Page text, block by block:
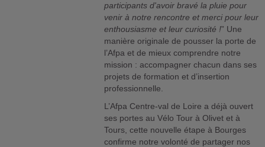
participants d'avoir bravé la pluie pour
venir à notre rencontre et merci pour leur
enthousiasme et leur curiosité !” Une
manière originale de pousser la porte de
l’Afpa et de mieux comprendre notre
mission : accompagner chacun dans ses
projets de formation et d’insertion
professionnelle.
L’Afpa Centre-val de Loire a déjà ouvert
ses portes au Vélo Tour à Olivet et à
Tours, cette nouvelle étape à Bourges
confirme notre volonté de partager nos